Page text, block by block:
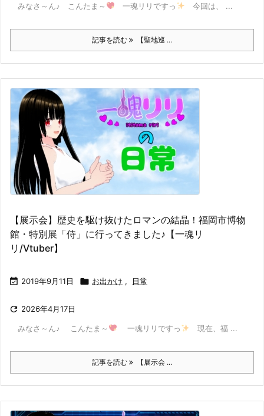
​ みなさ～ん♪ こんたま～ 一魂リリですっ ​ 今回は、 ...
記事を読む 【聖地巡 ...
【展示会】歴史を駆け抜けたロマンの結晶！福岡市博物
館・特別展「侍」に行ってきました♪【一魂リ
リ/Vtuber】
 2019年9月11日  お出かけ , 日常
 2026年4月17日
みなさ～ん♪ こんたま～ 一魂リリですっ 現在、福 ...
記事を読む 【展示会 ...